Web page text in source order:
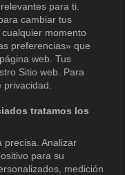
para ti.
cambiar tus
momento
preferencias» que
web. Tus
Sitio web. Para
tratamos los
precisa. Analizar
para su
medición